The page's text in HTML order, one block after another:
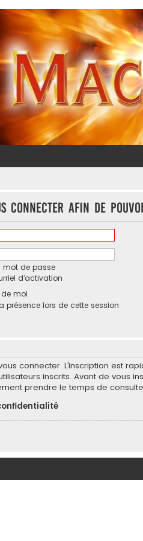
connecter afin de
mot de passe
d’activation
de moi
présence lors de cette session
connecter. L’inscription est
inscrits. Avant de vous
prendre le temps de